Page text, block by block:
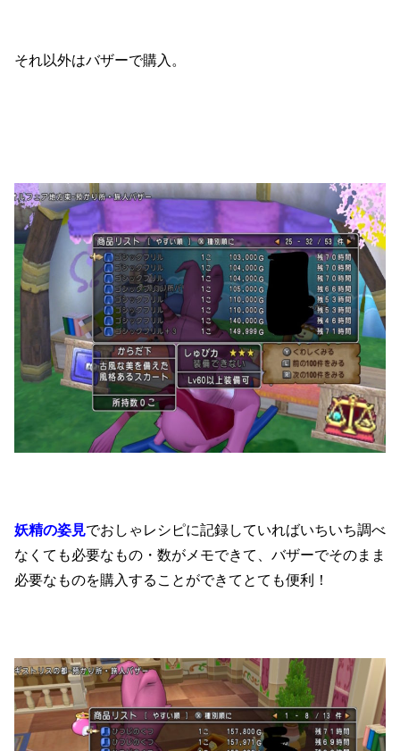
それ以外はバザーで購入。
妖精の姿見でおしゃレシピに記録していればいちいち調べ
なくても必要なもの・数がメモできて、バザーでそのまま
必要なものを購入することができてとても便利！